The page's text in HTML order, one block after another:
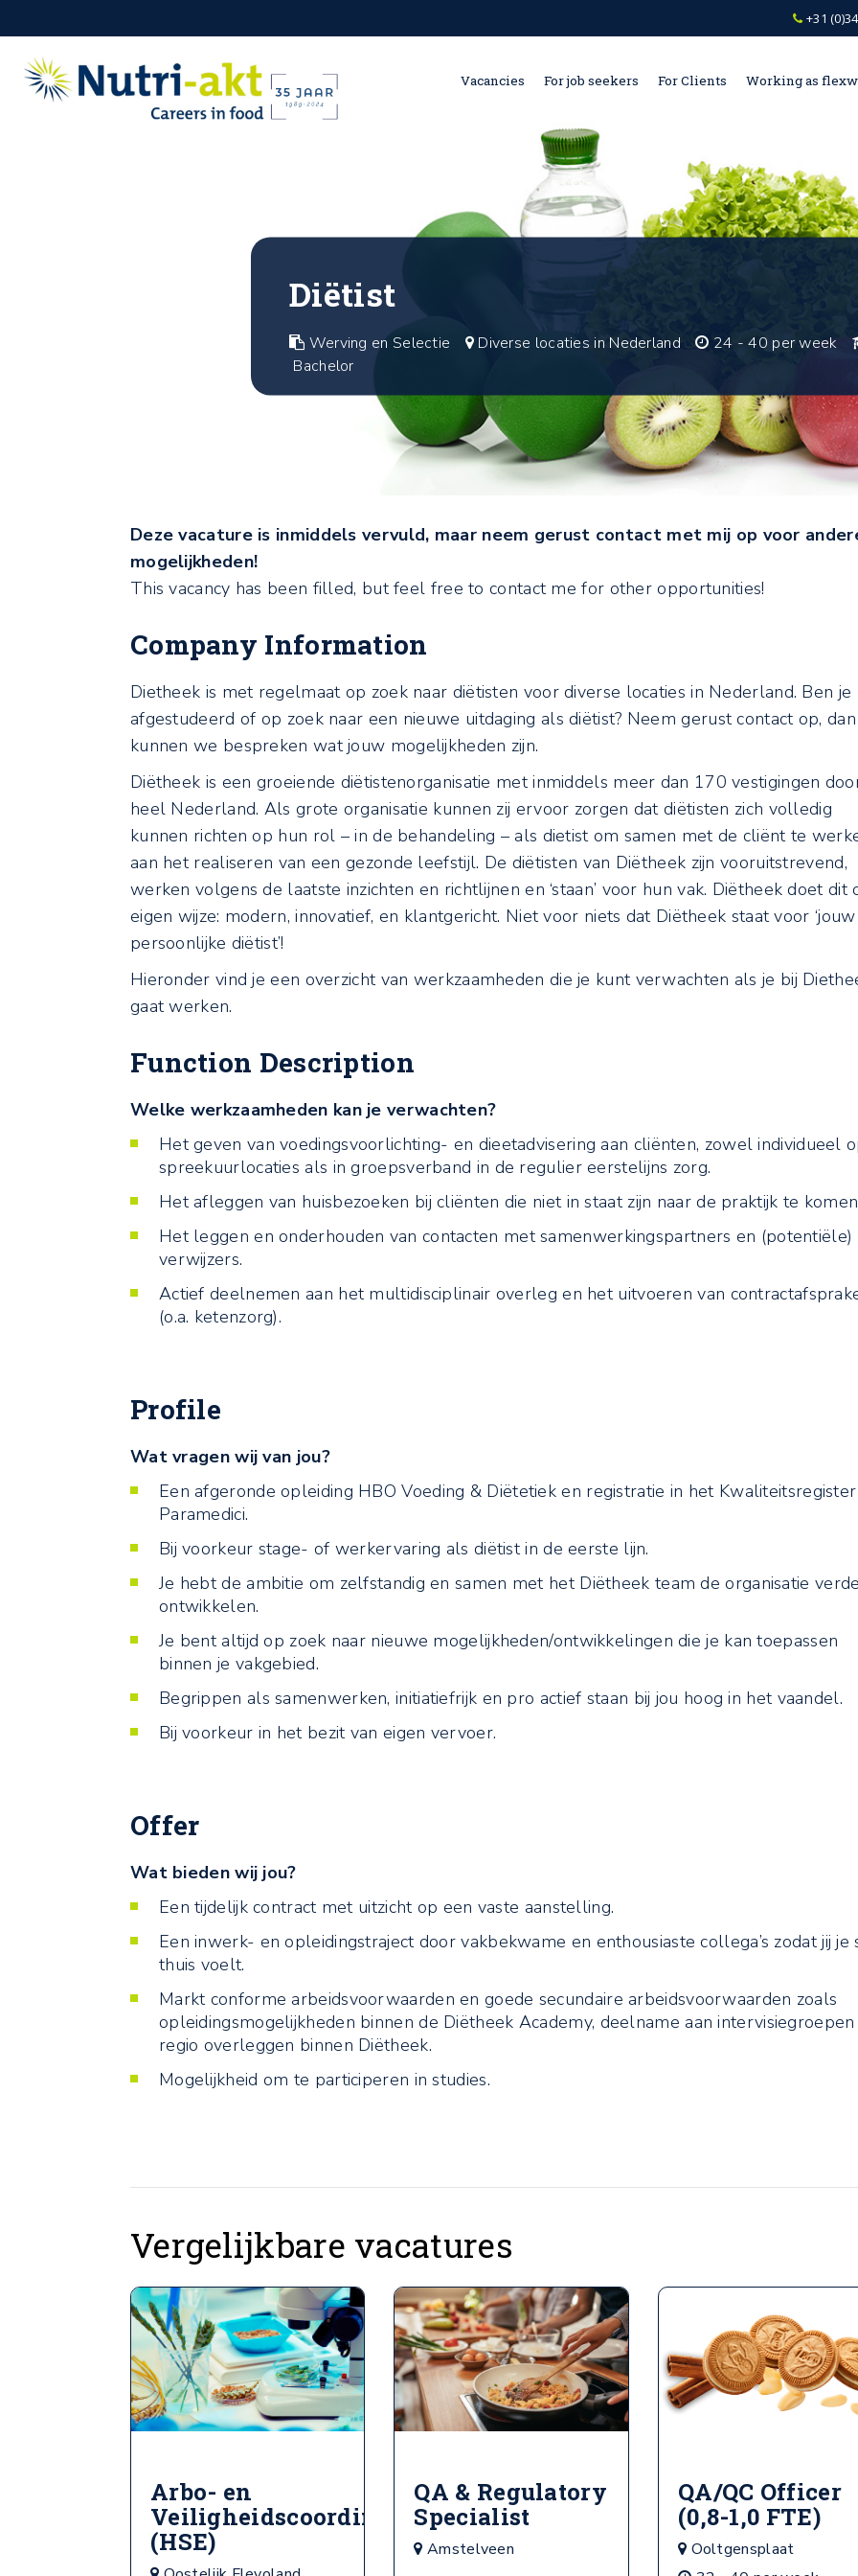
+31
Vacancies For job seekers For Clients Working as
Diëtist
Werving en Selectie Diverse locaties in Nederland
24 - 40 per week
Bachelor
Deze vacature is inmiddels vervuld, maar neem gerust contact met mij op voor
mogelijkheden!
This vacancy has been filled, but feel free to contact me for other opportunities!
Company Information
Dietheek is met regelmaat op zoek naar diëtisten voor diverse locaties in Nederland. Ben je
afgestudeerd of op zoek naar een nieuwe uitdaging als diëtist? Neem gerust contact op, dan
kunnen we bespreken wat jouw mogelijkheden zijn.
Diëtheek is een groeiende diëtistenorganisatie met inmiddels meer dan 170 vestigingen
heel Nederland. Als grote organisatie kunnen zij ervoor zorgen dat diëtisten zich volledig
kunnen richten op hun rol – in de behandeling – als dietist om samen met de cliënt te
aan het realiseren van een gezonde leefstijl. De diëtisten van Diëtheek zijn vooruitstrevend,
werken volgens de laatste inzichten en richtlijnen en ‘staan’ voor hun vak. Diëtheek doet dit
eigen wijze: modern, innovatief, en klantgericht. Niet voor niets dat Diëtheek staat voor ‘jouw
persoonlijke diëtist’!
Hieronder vind je een overzicht van werkzaamheden die je kunt verwachten als je bij
gaat werken.
Function Description
Welke werkzaamheden kan je verwachten?
Het geven van voedingsvoorlichting- en dieetadvisering aan cliënten, zowel individueel
spreekuurlocaties als in groepsverband in de regulier eerstelijns zorg.
Het afleggen van huisbezoeken bij cliënten die niet in staat zijn naar de praktijk te
Het leggen en onderhouden van contacten met samenwerkingspartners en (potentiële)
verwijzers.
Actief deelnemen aan het multidisciplinair overleg en het uitvoeren van
(o.a. ketenzorg).
Profile
Wat vragen wij van jou?
Een afgeronde opleiding HBO Voeding & Diëtetiek en registratie in het Kwaliteitsregister
Paramedici.
Bij voorkeur stage- of werkervaring als diëtist in de eerste lijn.
Je hebt de ambitie om zelfstandig en samen met het Diëtheek team de organisatie
ontwikkelen.
Je bent altijd op zoek naar nieuwe mogelijkheden/ontwikkelingen die je kan toepassen
binnen je vakgebied.
Begrippen als samenwerken, initiatiefrijk en pro actief staan bij jou hoog in het vaandel.
Bij voorkeur in het bezit van eigen vervoer.
Offer
Wat bieden wij jou?
Een tijdelijk contract met uitzicht op een vaste aanstelling.
Een inwerk- en opleidingstraject door vakbekwame en enthousiaste collega’s zodat jij je
thuis voelt.
Markt conforme arbeidsvoorwaarden en goede secundaire arbeidsvoorwaarden zoals
opleidingsmogelijkheden binnen de Diëtheek Academy, deelname aan intervisiegroepen
regio overleggen binnen Diëtheek.
Mogelijkheid om te participeren in studies.
Vergelijkbare vacatures
Arbo- en
Veiligheidscoordinator
(HSE)
QA & Regulatory
Specialist
Amstelveen
QA/QC Officer
(0,8-1,0 FTE)
Ooltgensplaat